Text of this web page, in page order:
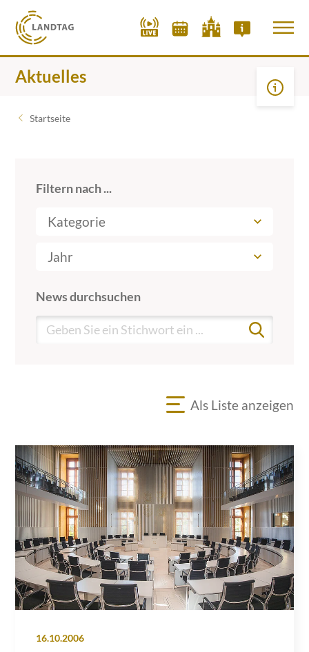
Aktuelles
Startseite
Filtern nach ...
Kategorie
Jahr
News durchsuchen
Als Liste anzeigen
16.10.2006